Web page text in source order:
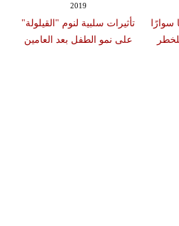
2019
تأثيرات سلبية لنوم "القيلولة"
على نمو الطفل بعد العامين
سوارًا